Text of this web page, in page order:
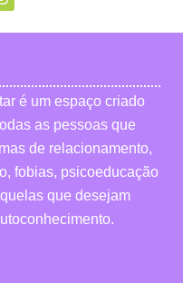
é um espaço criado
as pessoas que
de relacionamento,
fobias, psicoeducação
que desejam